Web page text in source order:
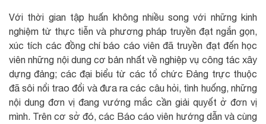
Với thời gian tập huấn không nhiều song với những kinh
nghiệm từ thực tiễn và phương pháp truyền đạt ngắn gọn,
xúc tích các đồng chí báo cáo viên đã truyền đạt đến học
viên những nội dung cơ bản nhất về nghiệp vụ công tác xây
dựng đảng; các đại biểu từ các tổ chức Đảng trực thuộc
đã sôi nổi trao đổi và đưa ra các câu hỏi, tình huống, những
nội dung đơn vị đang vướng mắc cần giải quyết ở đơn vị
mình. Trên cơ sở đó, các Báo cáo viên hướng dẫn và cùng